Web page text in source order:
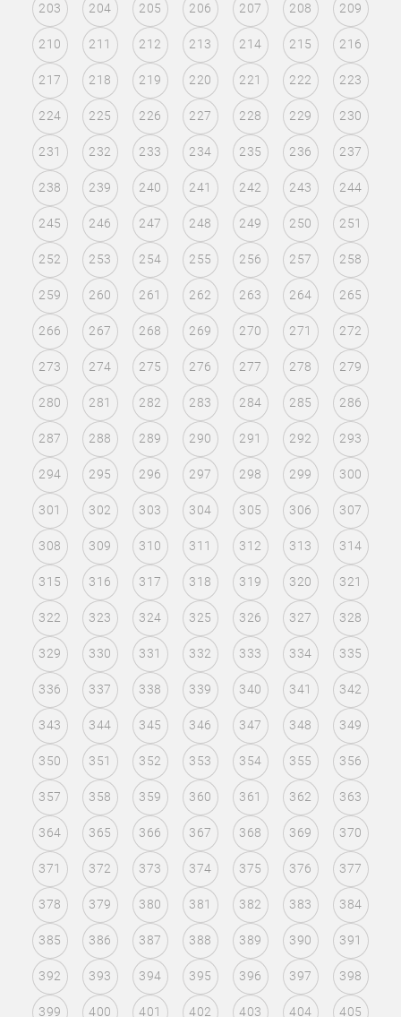
203 204 205 206 207 208 209
210 211 212 213 214 215 216
217 218 219 220 221 222 223
224 225 226 227 228 229 230
231 232 233 234 235 236 237
238 239 240 241 242 243 244
245 246 247 248 249 250 251
252 253 254 255 256 257 258
259 260 261 262 263 264 265
266 267 268 269 270 271 272
273 274 275 276 277 278 279
280 281 282 283 284 285 286
287 288 289 290 291 292 293
294 295 296 297 298 299 300
301 302 303 304 305 306 307
308 309 310 311 312 313 314
315 316 317 318 319 320 321
322 323 324 325 326 327 328
329 330 331 332 333 334 335
336 337 338 339 340 341 342
343 344 345 346 347 348 349
350 351 352 353 354 355 356
357 358 359 360 361 362 363
364 365 366 367 368 369 370
371 372 373 374 375 376 377
378 379 380 381 382 383 384
385 386 387 388 389 390 391
392 393 394 395 396 397 398
399 400 401 402 403 404 405